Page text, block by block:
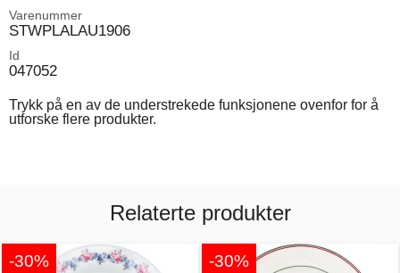
Varenummer
STWPLALAU1906
Id
047052
Trykk på en av de understrekede funksjonene ovenfor for å
utforske flere produkter.
Relaterte produkter
-30% -30%